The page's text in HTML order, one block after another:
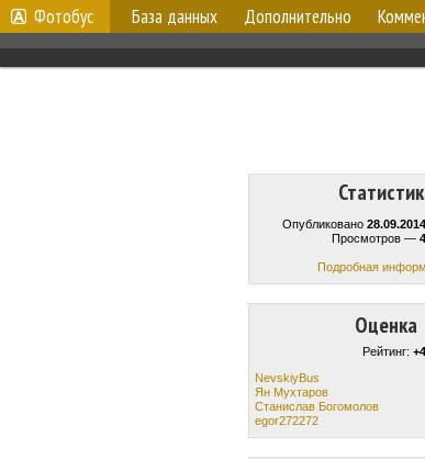
Фотобус База данных Дополнительно
Опубликовано
Просмотров —
Подробная
Оценка
Рейтинг: +4
NevskiyBus
Ян Мухтаров
Станислав Богомолов
egor272272